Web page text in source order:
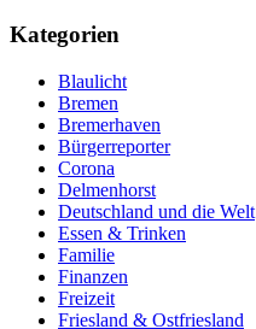
Kategorien
Blaulicht
Bremen
Bremerhaven
Bürgerreporter
Corona
Delmenhorst
Deutschland und die Welt
Essen & Trinken
Familie
Finanzen
Freizeit
Friesland & Ostfriesland